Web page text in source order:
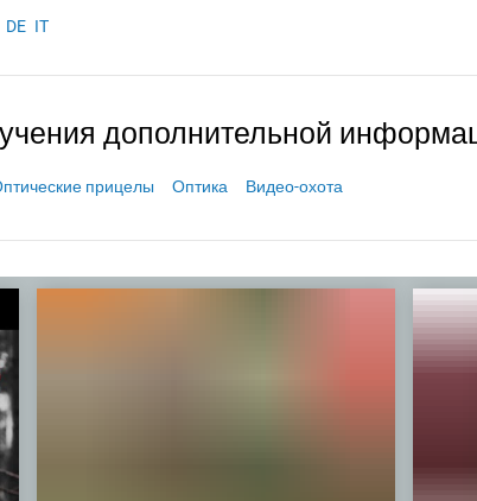
DE IT
дополнительной
прицелы Оптика Видео-охота